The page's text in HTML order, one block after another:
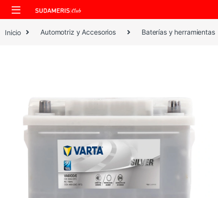
Skip to navigation
Skip to content
Inicio Automotriz y Accesorios Baterías y herramientas